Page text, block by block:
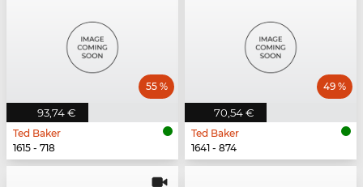
93,74 €
55 %
Ted Baker
1615 - 718
70,54 €
49 %
Ted Baker
1641 - 874